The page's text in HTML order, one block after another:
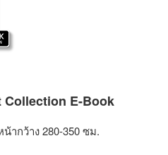
Collection E-Book
ากว้าง 280-350 ซม.